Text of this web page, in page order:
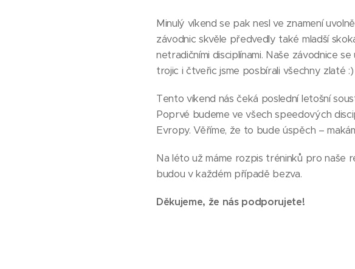
Minulý víkend se pak nesl ve znamení
závodnic skvěle předvedly také mladší
netradičními disciplínami. Naše závodnice
trojic i čtveřic jsme posbírali všechny zlaté :)
Tento víkend nás čeká poslední letošní
Poprvé budeme ve všech speedových
Evropy. Věříme, že to bude úspěch –
Na léto už máme rozpis tréninků pro naše
budou v každém případě bezva.
Děkujeme, že nás podporujete!